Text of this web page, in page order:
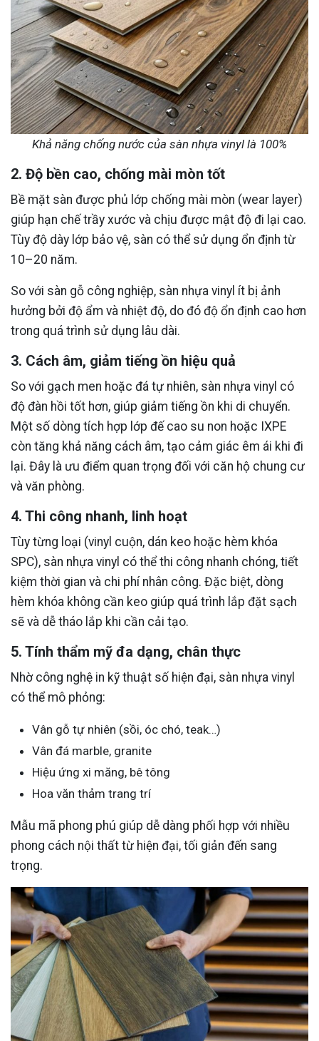
Khả năng chống nước của sàn nhựa vinyl là 100%
2. Độ bền cao, chống mài mòn tốt
Bề mặt sàn được phủ lớp chống mài mòn (wear layer)
giúp hạn chế trầy xước và chịu được mật độ đi lại cao.
Tùy độ dày lớp bảo vệ, sàn có thể sử dụng ổn định từ
10–20 năm.
So với sàn gỗ công nghiệp, sàn nhựa vinyl ít bị ảnh
hưởng bởi độ ẩm và nhiệt độ, do đó độ ổn định cao hơn
trong quá trình sử dụng lâu dài.
3. Cách âm, giảm tiếng ồn hiệu quả
So với gạch men hoặc đá tự nhiên, sàn nhựa vinyl có
độ đàn hồi tốt hơn, giúp giảm tiếng ồn khi di chuyển.
Một số dòng tích hợp lớp đế cao su non hoặc IXPE
còn tăng khả năng cách âm, tạo cảm giác êm ái khi đi
lại. Đây là ưu điểm quan trọng đối với căn hộ chung cư
và văn phòng.
4. Thi công nhanh, linh hoạt
Tùy từng loại (vinyl cuộn, dán keo hoặc hèm khóa
SPC), sàn nhựa vinyl có thể thi công nhanh chóng, tiết
kiệm thời gian và chi phí nhân công. Đặc biệt, dòng
hèm khóa không cần keo giúp quá trình lắp đặt sạch
sẽ và dễ tháo lắp khi cần cải tạo.
5. Tính thẩm mỹ đa dạng, chân thực
Nhờ công nghệ in kỹ thuật số hiện đại, sàn nhựa vinyl
có thể mô phỏng:
Vân gỗ tự nhiên (sồi, óc chó, teak…)
Vân đá marble, granite
Hiệu ứng xi măng, bê tông
Hoa văn thảm trang trí
Mẫu mã phong phú giúp dễ dàng phối hợp với nhiều
phong cách nội thất từ hiện đại, tối giản đến sang
trọng.